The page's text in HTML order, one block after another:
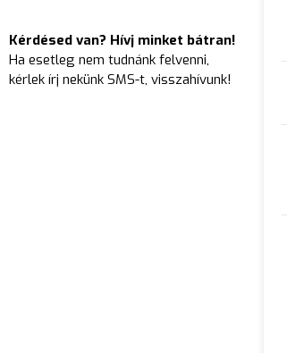
Kérdésed van? Hívj minket bátran!
Ha esetleg nem tudnánk felvenni,
kérlek írj nekünk SMS-t, visszahívunk!